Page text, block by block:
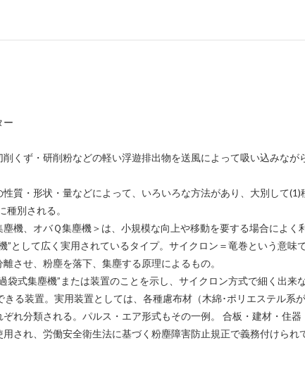
くず・研削粉などの軽い浮遊排出物を送風によって吸い込みな
質・形状・量などによって、いろいろな方法があり、大別して(1)
種別される。
機、オバＱ集塵機＞は、小規模な向上や移動を要する場合によく
”として広く実用されているタイプ。サイクロン＝竜巻という意
させ、粉塵を落下、集塵する原理によるもの。
袋式集塵機”または装置のことを示し、サイクロン方式で細く出
る装置。実用装置としては、各種慮布材（木綿･ポリエステル系
れ分類される。パルス・エア形式もその一例。 合板・建材・住
用され、労働安全衛生法に基づく粉塵障害防止規正で義務付けら